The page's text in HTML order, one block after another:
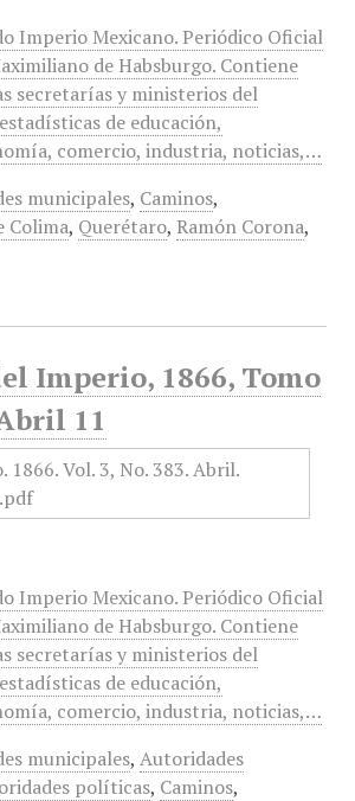
Imperio Mexicano. Periódico Oficial
de Habsburgo. Contiene
secretarías y ministerios del
de educación,
comercio, industria, noticias,…
municipales, Caminos,
Colima, Querétaro, Ramón Corona,
Imperio, 1866, Tomo
11
Imperio Mexicano. Periódico Oficial
de Habsburgo. Contiene
secretarías y ministerios del
de educación,
comercio, industria, noticias,…
municipales, Autoridades
políticas, Caminos,